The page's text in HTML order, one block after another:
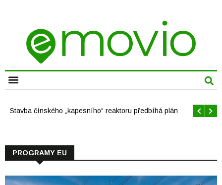
Stavba čínského „kapesního“ reaktoru předbíhá plán
PROGRAMY EU